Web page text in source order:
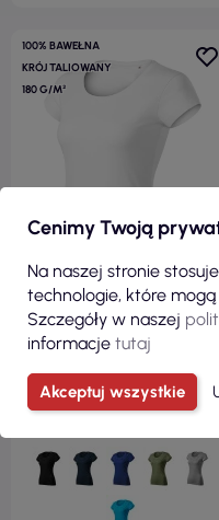
100% BAWEŁNA
KRÓJ TALIOWANY
180 G/M²
21,27 zł
( 26,16 zł brutto )
Koszulka damska viper free
Cenimy Twoją
Na naszej stronie
technologie, które mogą
Szczegóły w naszej
informacje tutaj
Akceptuj wszystkie